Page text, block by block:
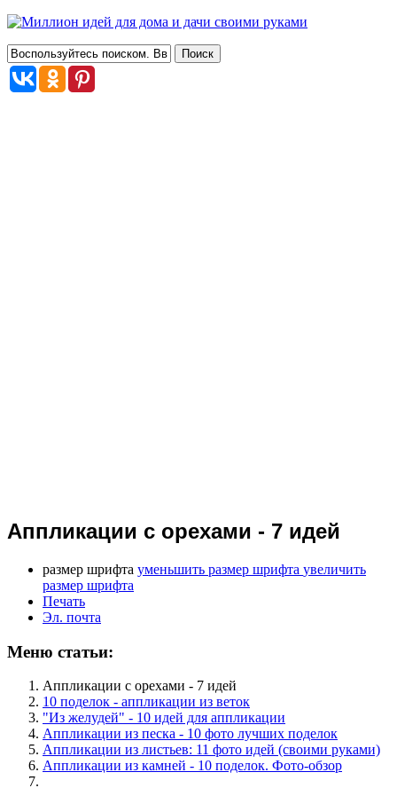
Аппликации с орехами - 7 идей
размер шрифта уменьшить размер шрифта увеличить
размер шрифта
Печать
Эл. почта
Меню статьи:
Аппликации с орехами - 7 идей
10 поделок - аппликации из веток
"Из желудей" - 10 идей для аппликации
Аппликации из песка - 10 фото лучших поделок
Аппликации из листьев: 11 фото идей (своими руками)
Аппликации из камней - 10 поделок. Фото-обзор